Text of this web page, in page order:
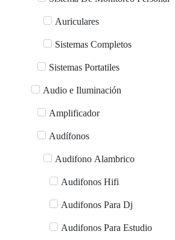
Auriculares
Sistemas Completos
Sistemas Portatiles
Audio e Iluminación
Amplificador
Audífonos
Audifono Alambrico
Audifonos Hifi
Audifonos Para Dj
Audifonos Para Estudio